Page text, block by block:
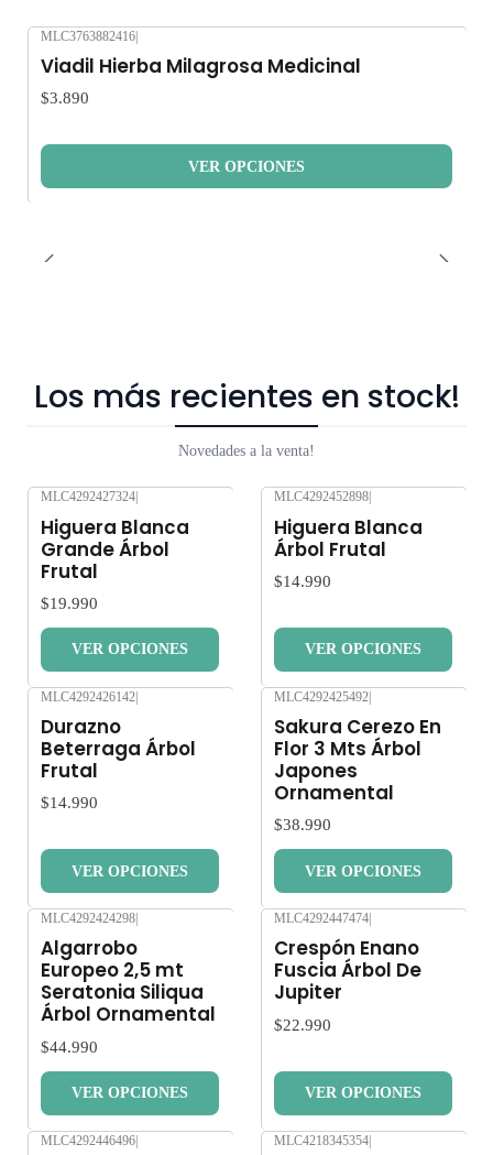
MLC3763882416
Viadil Hierba Milagrosa Medicinal
$3.890
VER OPCIONES
Los más recientes en stock!
Novedades a la venta!
MLC4292427324
Higuera Blanca
Grande Árbol
Frutal
$19.990
VER OPCIONES
MLC4292452898
Higuera Blanca
Árbol Frutal
$14.990
VER OPCIONES
MLC4292426142|
Durazno
Beterraga Árbol
Frutal
$14.990
VER OPCIONES
MLC4292425492|
Sakura Cerezo En
Flor 3 Mts Árbol
Japones
Ornamental
$38.990
VER OPCIONES
MLC4292424298
Algarrobo
Europeo 2,5 mt
Seratonia Siliqua
Árbol Ornamental
$44.990
VER OPCIONES
MLC4292447474
Crespón Enano
Fuscia Árbol De
Jupiter
$22.990
VER OPCIONES
MLC4292446496| MLC4218345354|